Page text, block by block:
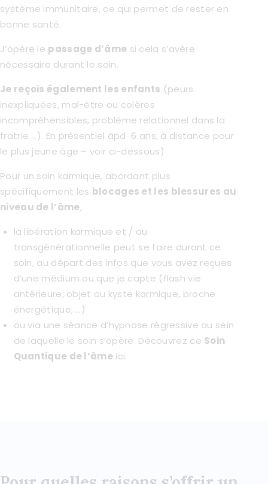
système immunitaire, ce qui permet de rester en
bonne santé.
J’opère le passage d’âme si cela s’avère
nécessaire durant le soin.
Je reçois également les enfants (peurs
inexpliquées, mal-être ou colères
incompréhensibles, problème relationnel dans la
fratrie …). En présentiel àpd 6 ans, à distance pour
le plus jeune âge – voir ci-dessous)
Pour un soin karmique, abordant plus
spécifiquement les blocages et les blessures au
niveau de l’âme,
la libération karmique et / ou
transgénérationnelle peut se faire durant ce
soin, au départ des infos que vous avez reçues
d’une médium ou que je capte (flash vie
antérieure, objet ou kyste karmique, broche
énergétique, …)
ou via une séance d’hypnose régressive au sein
de laquelle le soin s’opère. Découvrez ce Soin
Quantique de l’âmeici.